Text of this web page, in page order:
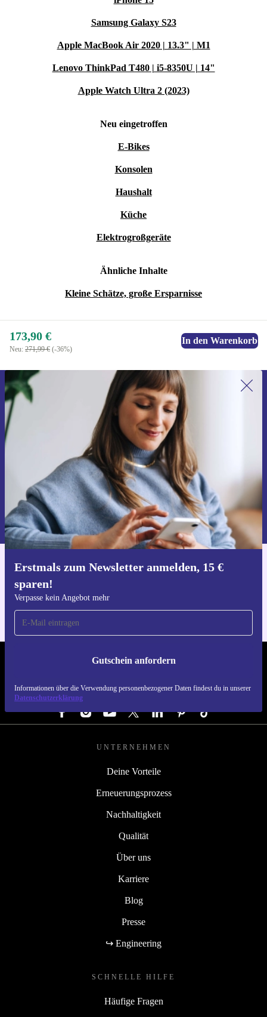
Samsung Galaxy S23
Apple MacBook Air 2020 | 13.3" | M1
Lenovo ThinkPad T480 | i5-8350U | 14"
Apple Watch Ultra 2 (2023)
Neu eingetroffen
E-Bikes
Konsolen
Haushalt
Küche
Elektrogroßgeräte
Ähnliche Inhalte
Kleine Schätze, große Ersparnisse
173,90 €
Neu: 271,99 € (-36%)
In den Warenkorb
Erstmals zum Newsletter anmelden, 15 €
sparen!
Verpasse kein Angebot mehr
Gutschein anfordern
Informationen über die Verwendung personenbezogener Daten findest du in unserer
Datenschutzerklärung
Erstmals zum Newsletter anmelden,
15 € sparen!
Verpasse kein Angebot mehr.
Gutschein anfordern
Informationen über die Verwendung personenbezogener Daten findest
du in unserer
Datenschutzerklärung.
Hol dir die refurbed-App
REFURBED DEUTSCHLAND - RETHINK NEW.
FOLGE UNS
UNTERNEHMEN
Deine Vorteile
Erneuerungsprozess
Nachhaltigkeit
Qualität
Über uns
Karriere
Blog
Presse
↪ Engineering
SCHNELLE HILFE
Häufige Fragen